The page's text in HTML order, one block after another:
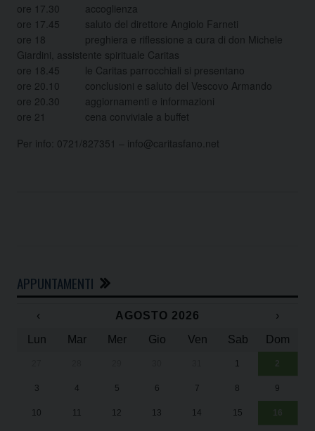
ore 17.30 accoglienza
ore 17.45 saluto del direttore Angiolo Farneti
ore 18 preghiera e riflessione a cura di don Michele
Giardini, assistente spirituale Caritas
ore 18.45 le Caritas parrocchiali si presentano
ore 20.10 conclusioni e saluto del Vescovo Armando
ore 20.30 aggiornamenti e informazioni
ore 21 cena conviviale a buffet
Per info: 0721/827351 – info@caritasfano.net
APPUNTAMENTI
‹ AGOSTO 2026
›
Lun
Mar Mer Gio Ven Sab Dom
1 2
3 4 5 6 7 8 9
10 11 12 13 14 15 16